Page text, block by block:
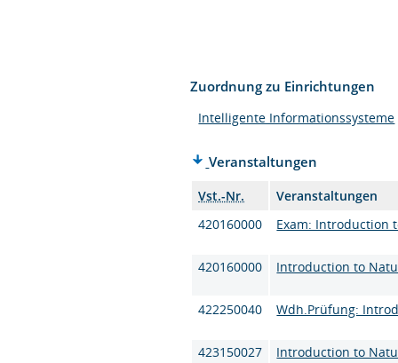
Zuordnung zu Einrichtungen
Intelligente Informationssysteme
Veranstaltungen
Vst.-Nr.
Veranstaltungen
420160000
Exam: Introduction
420160000 Introduction to
422250040 Wdh.Prüfung:
423150027 Introduction to